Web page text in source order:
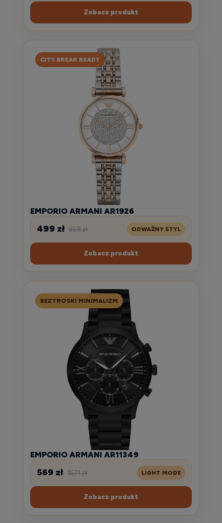
Zobacz produkt
CITY BREAK READY
EMPORIO ARMANI AR1926
499 zł 859 zł ODWAŻNY STYL
Zobacz produkt
BEZTROSKI MINIMALIZM
EMPORIO ARMANI AR11349
569 zł 1571 zł LIGHT MODE
Zobacz produkt